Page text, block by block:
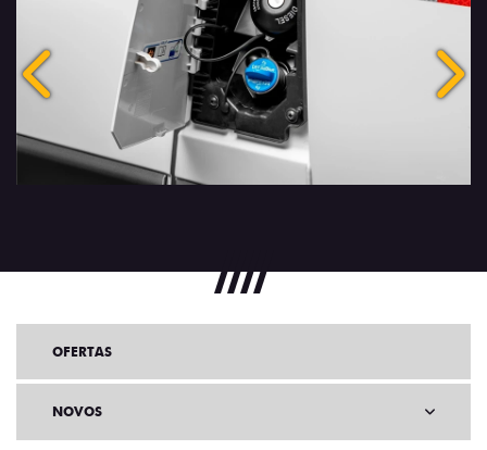
Anterior
OFERTAS
NOVOS